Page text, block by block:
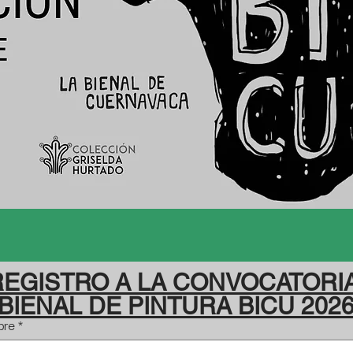
A LA
DE PINTURA BICU
*